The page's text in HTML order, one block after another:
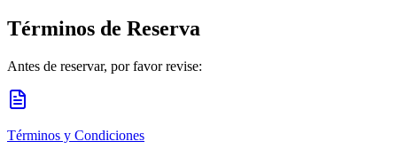
Términos de Reserva
Antes de reservar, por favor revise:
Términos y Condiciones